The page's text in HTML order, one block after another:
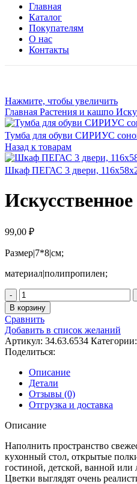
Главная
Каталог
Покупателям
О нас
Контакты
Нажмите, чтобы увеличить
Главная Растения и кашпо
Тумба для обуви СИРИУС
Назад к товарам
Шкаф ПЕГАС 3 двери,
99,00 ₽
Размер|7*8|см;
материал|полипропилен;
Количество
товара
Искусственное
комнатное
растение
в
горшке
Arvika
В корзину
Сравнить
Добавить в список желаний
Артикул: 34.63.6534 Категории:
Поделиться:
Описание
Детали
Отзывы (0)
Отгрузка и доставка
Описание
Наполнить пространство
кухонный стол, открытые
гостиной, детской, ванной
Цветки выглядят очень